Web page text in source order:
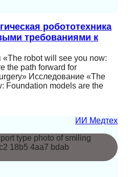
робототехника
требованиями к
robot will see you now:
the path forward for
Исследование «The
Foundation models are the
ИИ Медтех